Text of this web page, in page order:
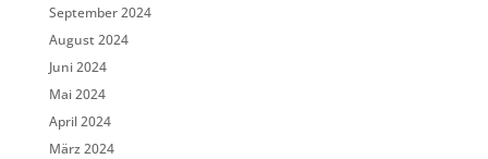
September 2024
August 2024
Juni 2024
Mai 2024
April 2024
März 2024